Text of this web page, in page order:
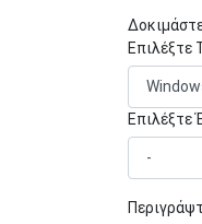
Επιλέξτε
Επιλέξτε